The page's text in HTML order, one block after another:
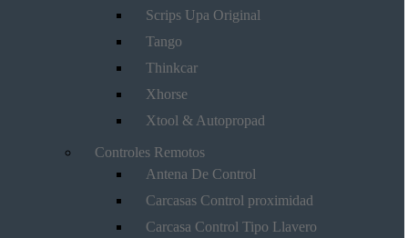
Scrips Upa Original
Tango
Thinkcar
Xhorse
Xtool & Autopropad
Controles Remotos
Antena De Control
Carcasas Control proximidad
Carcasa Control Tipo Llavero